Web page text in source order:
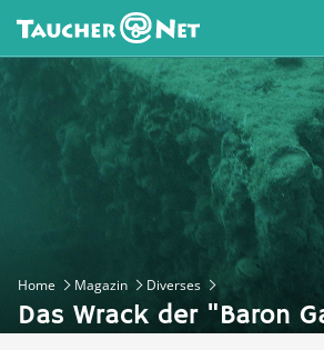
Home Magazin Diverses
Das Wrack der "Baron